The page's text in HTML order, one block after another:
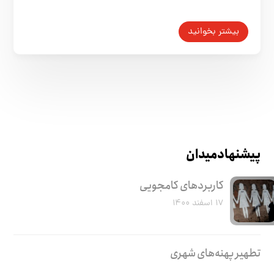
بیشتر بخوانید
پیشنهاد میدان
کاربرد‌های کامجویی
۱۷ اسفند ۱۴۰۰
تطهیر پهنه‌های شهری